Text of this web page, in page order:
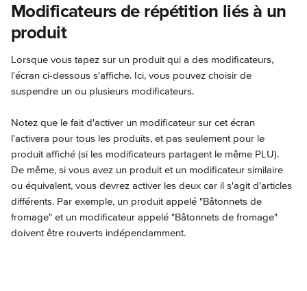
Modificateurs de répétition liés à un
produit
Lorsque vous tapez sur un produit qui a des modificateurs,
l'écran ci-dessous s'affiche. Ici, vous pouvez choisir de
suspendre un ou plusieurs modificateurs.
Notez que le fait d'activer un modificateur sur cet écran
l'activera pour tous les produits, et pas seulement pour le
produit affiché (si les modificateurs partagent le même PLU).
De même, si vous avez un produit et un modificateur similaire
ou équivalent, vous devrez activer les deux car il s'agit d'articles
différents. Par exemple, un produit appelé "Bâtonnets de
fromage" et un modificateur appelé "Bâtonnets de fromage"
doivent être rouverts indépendamment.